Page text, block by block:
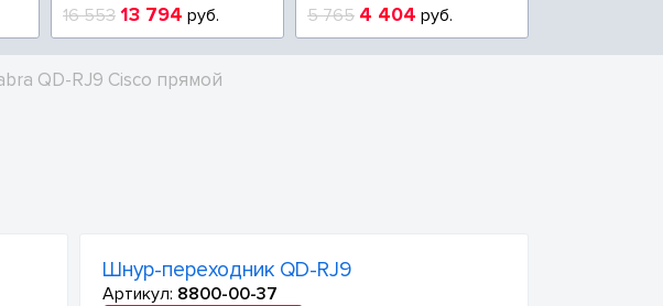
16 553 13 794руб. 5 765 4 404руб.
QD-RJ9 Cisco прямой
Шнур-переходник QD-RJ9
Артикул: 8800-00-37